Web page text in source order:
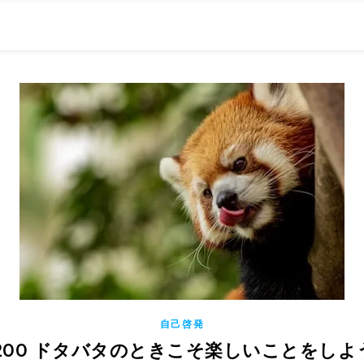
自己啓発
ドタバタのときこそ楽しいことをしよ